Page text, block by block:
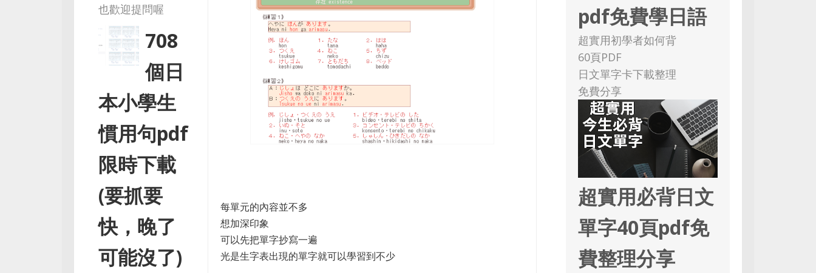
也歡迎提問喔
708
個日
本小學生
慣用句pdf
限時下載
(要抓要
快，晚了
可能沒了)
每單元的內容並不多
想加深印象
可以先把單字抄寫一遍
光是生字表出現的單字就可以學習到不少
pdf免費學日語
超實用初學者如何背
60頁PDF
日文單字卡下載整理
免費分享
超實用必背日文
單字40頁pdf免
費整理分享